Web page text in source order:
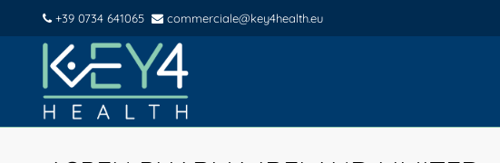
+39 0734 641065 commerciale@key4health.eu